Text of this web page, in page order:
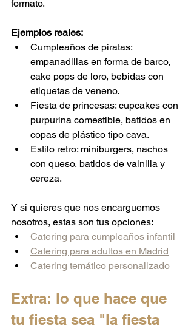
formato.
Ejemplos reales:
Cumpleaños de piratas:
empanadillas en forma de barco,
cake pops de loro, bebidas con
etiquetas de veneno.
Fiesta de princesas: cupcakes con
purpurina comestible, batidos en
copas de plástico tipo cava.
Estilo retro: miniburgers, nachos
con queso, batidos de vainilla y
cereza.
Y si quieres que nos encarguemos
nosotros, estas son tus opciones:
Catering para cumpleaños infantil
Catering para adultos en Madrid
Catering temático personalizado
Extra: lo que hace que
tu fiesta sea "la fiesta